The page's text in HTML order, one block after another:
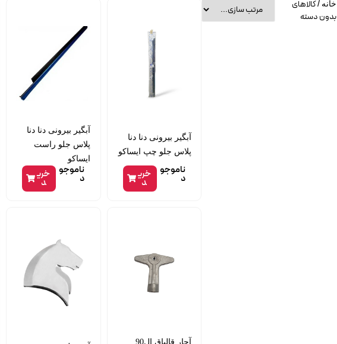
خانه / کالاهای
بدون دسته
آبگیر بیرونی دنا دنا
پلاس جلو چپ ایساکو
ناموجو
د خری
د
آبگیر بیرونی دنا دنا
پلاس جلو راست
ایساکو
ناموجو
د خری
د
آچار قالپاق ال90